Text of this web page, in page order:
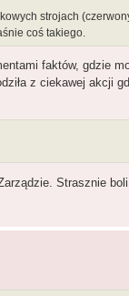
strojach
coś takiego.
faktów, gdzie
z ciekawej akcji
Strasznie